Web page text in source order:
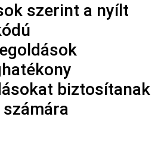
szerint a nyílt
biztosítanak